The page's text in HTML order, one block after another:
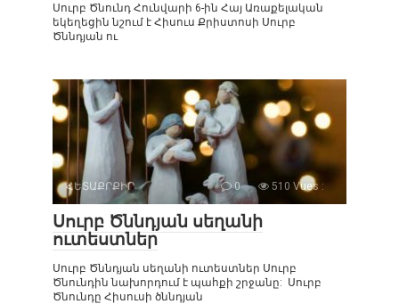
Սուրբ Ծնունդ Հունվարի 6-ին Հայ Առաքելական
եկեղեցին նշում է Հիսուս Քրիստոսի Սուրբ
Ծննդյան ու
ՀԵՏԱՔՐՔԻՐ 0 510 Vues :
Սուրբ Ծննդյան սեղանի
ուտեստներ
Սուրբ Ծննդյան սեղանի ուտեստներ Սուրբ
Ծնունդին նախորդում է պահքի շրջանը: Սուրբ
Ծնունդը Հիսուսի ծննդյան